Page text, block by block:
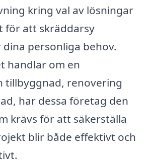
kring val av lösningar
för att skräddarsy
personliga behov.
handlar om en
tillbyggnad, renovering
har dessa företag den
krävs för att säkerställa
blir både effektivt och